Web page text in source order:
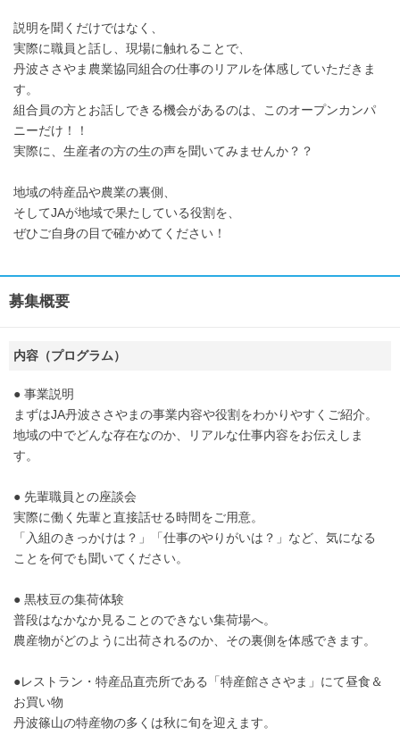
説明を聞くだけではなく、
実際に職員と話し、現場に触れることで、
丹波ささやま農業協同組合の仕事のリアルを体感していただきま
す。
組合員の方とお話しできる機会があるのは、このオープンカンパ
ニーだけ！！
実際に、生産者の方の生の声を聞いてみませんか？？
地域の特産品や農業の裏側、
そしてJAが地域で果たしている役割を、
ぜひご自身の目で確かめてください！
募集概要
内容（プログラム）
● 事業説明
まずはJA丹波ささやまの事業内容や役割をわかりやすくご紹介。
地域の中でどんな存在なのか、リアルな仕事内容をお伝えしま
す。
● 先輩職員との座談会
実際に働く先輩と直接話せる時間をご用意。
「入組のきっかけは？」「仕事のやりがいは？」など、気になる
ことを何でも聞いてください。
● 黒枝豆の集荷体験
普段はなかなか見ることのできない集荷場へ。
農産物がどのように出荷されるのか、その裏側を体感できます。
●レストラン・特産品直売所である「特産館ささやま」にて昼食＆
お買い物
丹波篠山の特産物の多くは秋に旬を迎えます。